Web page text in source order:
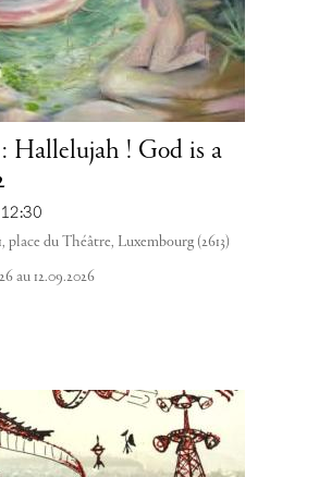
Hallelujah ! God is a
place du Théâtre, Luxembourg (2613)
au 12.09.2026